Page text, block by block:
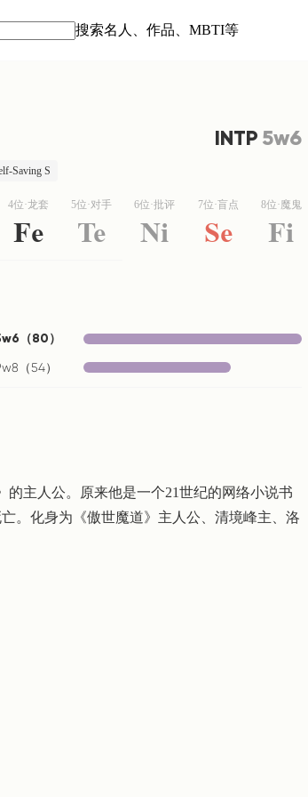
搜索名人、作品、MBTI等
INTP 5w6
Saving S
4位·龙套
Fe
5位·对手
Te
6位·批评
Ni
7位·盲点
Se
8位·魔鬼
Fi
（80）
（54）
的主人公。原来他是一个21世纪的网络小说书
。化身为《傲世魔道》主人公、清境峰主、洛